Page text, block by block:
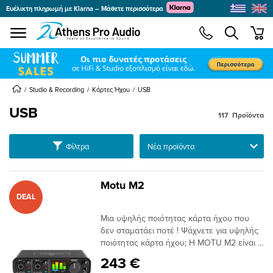
menu
Ευέλικτη πληρωμή με Klarna – Μάθετε περισσότερα
Studio & Recording Κάρτες Ήχου USB
USB
Φίλτρα Ταξινόμηση
117 Προϊόντα
Motu M2
Μια υψηλής ποιότητας κάρτα ήχου που
δεν σταματάει ποτέ ! Ψάχνετε για υψηλής
ποιότητας κάρτα ήχου; Η MOTU M2 είναι η
Home Studio.Η καινούρια κάρτα ήχου της
243 €
DEAL